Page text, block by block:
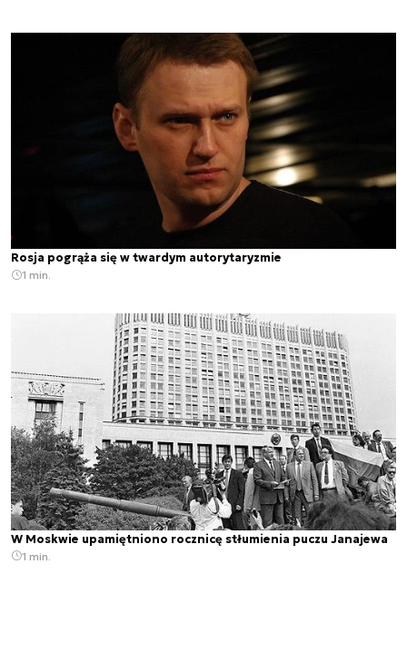
Rosja pogrąża się w twardym autorytaryzmie
1 min.
W Moskwie upamiętniono rocznicę stłumienia puczu Janajewa
1 min.